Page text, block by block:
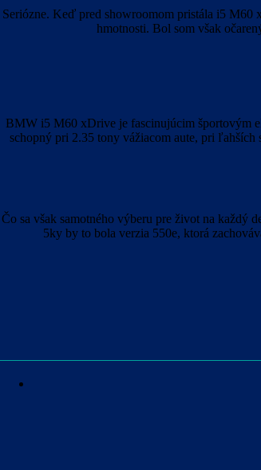
Seriózne. Keď pred showroomom pristála i5 M60
hmotnosti. Bol som však
BMW i5 M60 xDrive je fascinujúcim športovým
schopný pri 2.35 tony vážiacom aute, pri
Čo sa však samotného výberu pre život na každý
5ky by to bola verzia 550e, ktorá